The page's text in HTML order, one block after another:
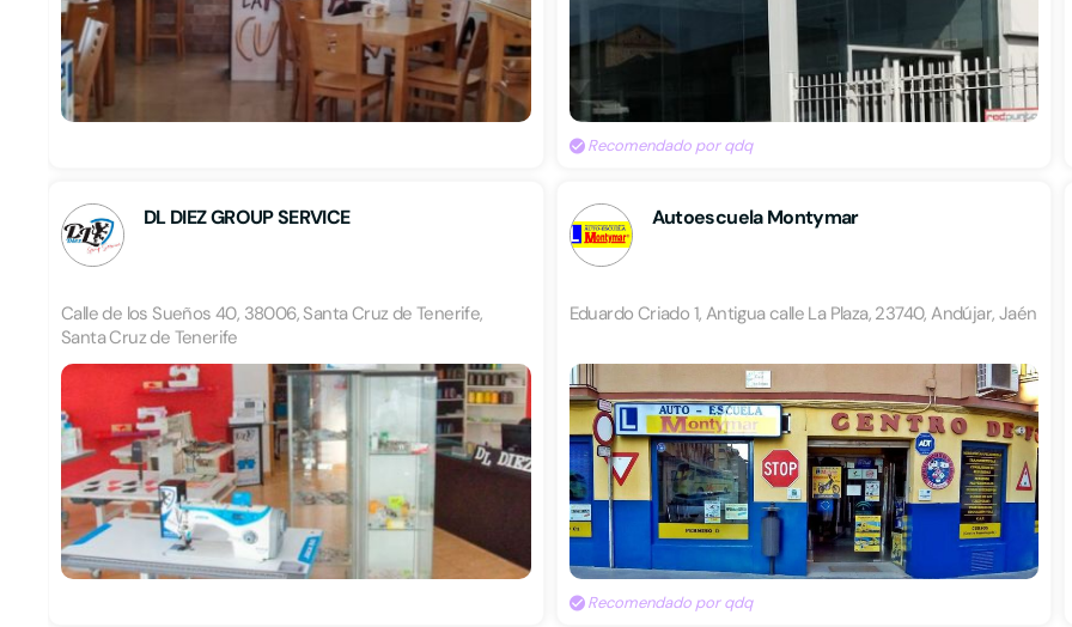
Recomendado por qdq
DL DIEZ GROUP SERVICE
Calle de los Sueños 40, 38006, Santa Cruz de Tenerife,
Santa Cruz de Tenerife
Autoescuela Montymar
Eduardo Criado 1, Antigua calle La Plaza, 23740, Andújar, Jaén
Recomendado por qdq